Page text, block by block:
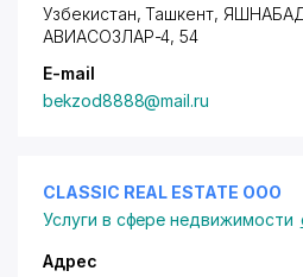
Узбекистан, Ташкент,
АВИАСОЗЛАР-4, 54
E-mail
bekzod8888@mail.ru
CLASSIC REAL ESTATE ООО
Услуги в сфере недвижимости
Адрес